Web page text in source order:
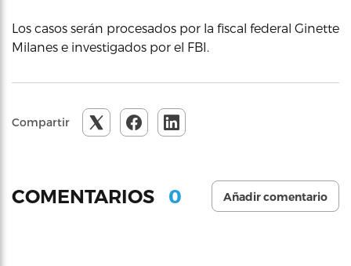
Los casos serán procesados por la fiscal federal Ginette
Milanes e investigados por el FBI.
Compartir
COMENTARIOS 0 Añadir comentario